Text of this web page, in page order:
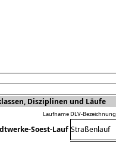
Disziplinen und Läufe
LaufnameDLV-Bezeichnung
Soest-Lauf Straßenlauf